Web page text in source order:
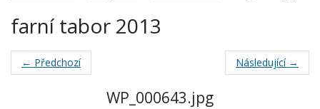
farní tabor 2013
← Předchozí Následující →
WP_000643.jpg